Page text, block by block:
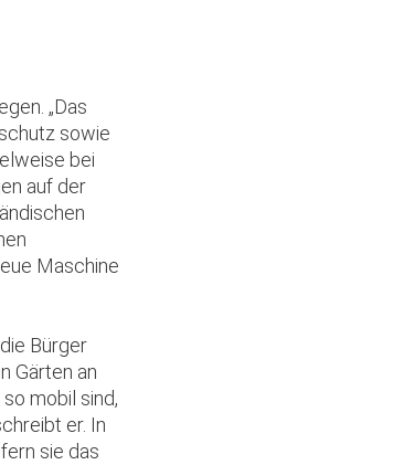
„Das
sowie
bei
auf der
Maschine
Bürger
Gärten an
mobil sind,
er. In
sie das